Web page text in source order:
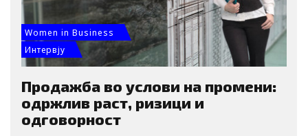
Women in Business
Интервју
Продажба во услови на промени:
одржлив раст, ризици и
одговорност